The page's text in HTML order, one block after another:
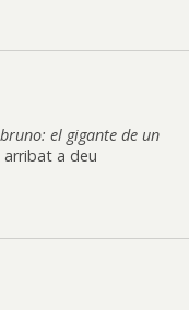
el gigante de un
arribat a deu